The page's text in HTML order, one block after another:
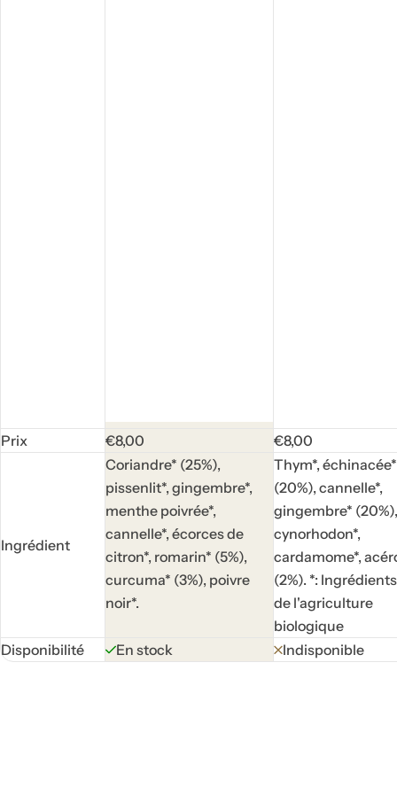
Prix
P
r
i
x
h
a
b
i
u
€8,00
P
r
i
x
h
a
b
i
t
u
€8,00
Ingrédient
Coriandre* (25%),
pissenlit*, gingembre*,
menthe poivrée*,
cannelle*, écorces de
citron*, romarin* (5%),
curcuma* (3%), poivre
noir*.
Thym*, échinacée*
(20%), cannelle*,
gingembre* (20%),
cynorhodon*,
cardamome*,
(2%). *:
de l'agriculture
biologique
Disponibilité
En stock Indisponible